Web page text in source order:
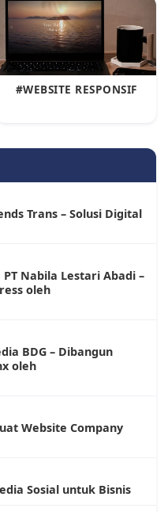
#WEBSITE RESPONSIF
Trans – Solusi Digital
Nabila Lestari Abadi –
oleh
BDG – Dibangun
oleh
Website Company
Sosial untuk Bisnis